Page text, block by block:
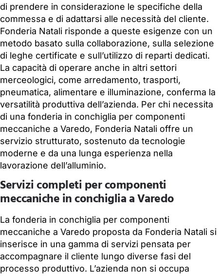
di prendere in considerazione le specifiche della
commessa e di adattarsi alle necessità del cliente.
Fonderia Natali risponde a queste esigenze con un
metodo basato sulla collaborazione, sulla selezione
di leghe certificate e sull’utilizzo di reparti dedicati.
La capacità di operare anche in altri settori
merceologici, come arredamento, trasporti,
pneumatica, alimentare e illuminazione, conferma la
versatilità produttiva dell’azienda. Per chi necessita
di una fonderia in conchiglia per componenti
meccaniche a Varedo, Fonderia Natali offre un
servizio strutturato, sostenuto da tecnologie
moderne e da una lunga esperienza nella
lavorazione dell’alluminio.
Servizi completi per componenti
meccaniche in conchiglia a Varedo
La fonderia in conchiglia per componenti
meccaniche a Varedo proposta da Fonderia Natali si
inserisce in una gamma di servizi pensata per
accompagnare il cliente lungo diverse fasi del
processo produttivo. L’azienda non si occupa